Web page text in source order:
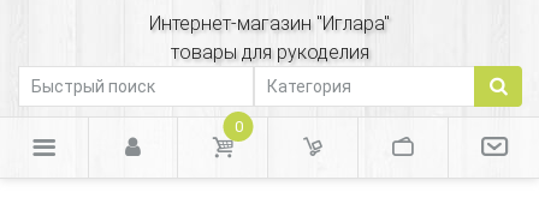
Интернет-магазин "Иглара"
товары для рукоделия
0